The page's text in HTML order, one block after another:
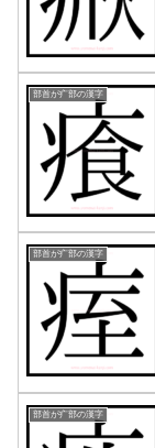
部首が疒部の漢字
部首が疒部の漢字
部首が疒部の漢字